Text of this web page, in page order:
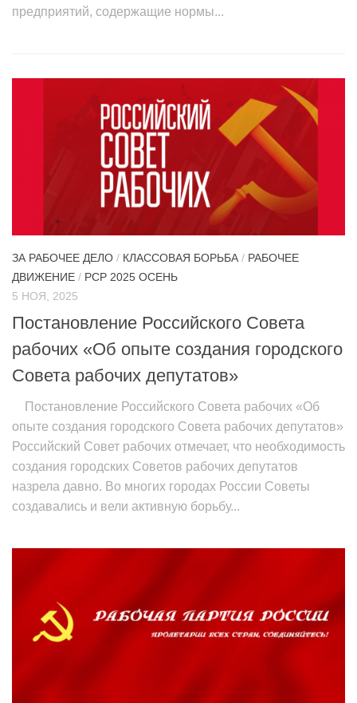
предприятий, содержащие нормы...
ЗА РАБОЧЕЕ ДЕЛО / КЛАССОВАЯ БОРЬБА/ РАБОЧЕЕ
ДВИЖЕНИЕ / РСР 2025 ОСЕНЬ
5 НОЯ, 2025
Постановление Российского Совета
рабочих «Об опыте создания городского
Совета рабочих депутатов»
Постановление Российского Совета рабочих «Об
опыте создания городского Совета рабочих депутатов»
Российский Совет рабочих отмечает, что необходимость
создания городских Советов рабочих депутатов
назрела давно. Во многих городах России Советы
создавались и вели активную борьбу...